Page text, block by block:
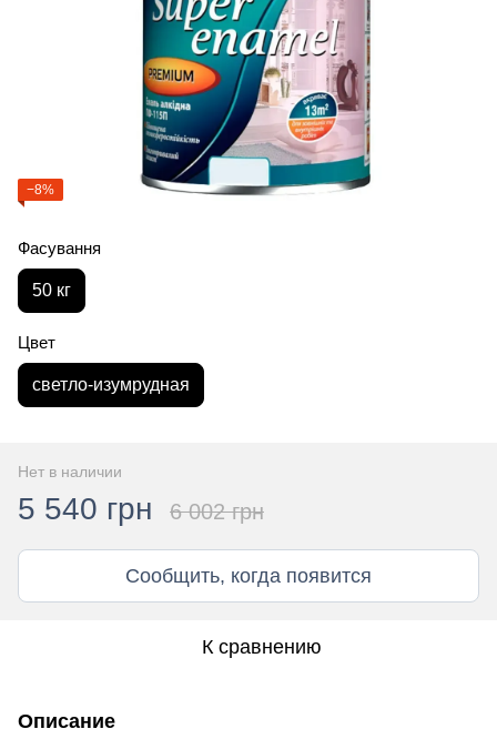
−8%
Фасування
50 кг
Цвет
светло-изумрудная
Нет в наличии
5 540 грн 6 002 грн
Сообщить, когда появится
К сравнению
Описание